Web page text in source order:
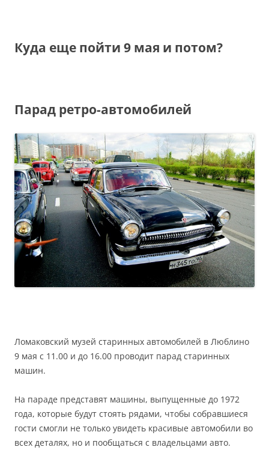
Куда еще пойти 9 мая и потом?
Парад ретро-автомобилей
Ломаковский музей старинных автомобилей в Люблино
9 мая с 11.00 и до 16.00 проводит парад старинных
машин.
На параде представят машины, выпущенные до 1972
года, которые будут стоять рядами, чтобы собравшиеся
гости смогли не только увидеть красивые автомобили во
всех деталях, но и пообщаться с владельцами авто.